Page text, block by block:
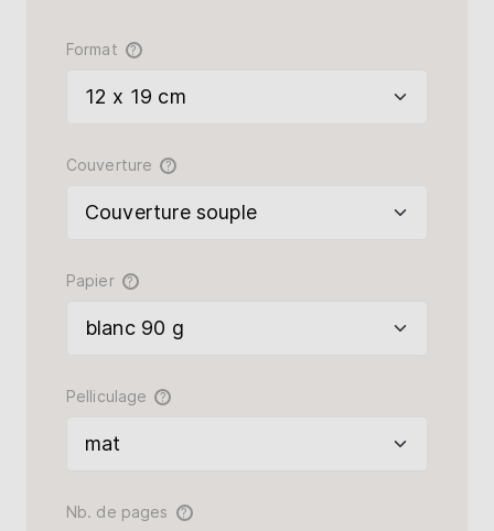
Format ?
Couverture ?
Papier ?
Pelliculage ?
Nb. de pages ?